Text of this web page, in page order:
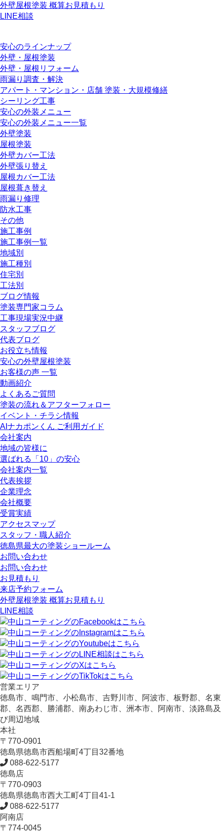
外壁屋根塗装 概算お見積もり
LINE相談
安心のラインナップ
外壁・屋根塗装
外壁・屋根リフォーム
雨漏り調査・解決
アパート・マンション・店舗 塗装・大規模修繕
シーリング工事
安心の外装メニュー
安心の外装メニュー一覧
外壁塗装
屋根塗装
外壁カバー工法
外壁張り替え
屋根カバー工法
屋根葺き替え
雨漏り修理
防水工事
その他
施工事例
施工事例一覧
地域別
施工種別
住宅別
工法別
ブログ情報
塗装専門家コラム
工事現場実況中継
スタッフブログ
代表ブログ
お役立ち情報
安心の外壁屋根塗装
お客様の声 一覧
動画紹介
よくあるご質問
塗装の流れ＆アフターフォロー
イベント・チラシ情報
AIナカポンくん ご利用ガイド
会社案内
地域の皆様に
選ばれる「10」の安心
会社案内一覧
代表挨拶
企業理念
会社概要
受賞実績
アクセスマップ
スタッフ・職人紹介
徳島県最大の塗装ショールーム
お問い合わせ
お問い合わせ
お見積もり
来店予約フォーム
外壁屋根塗装 概算お見積もり
LINE相談
営業エリア
徳島市、鳴門市、小松島市、吉野川市、阿波市、板野郡、名東
郡、名西郡、勝浦郡、南あわじ市、洲本市、阿南市、淡路島及
び周辺地域
本社
〒770-0901
徳島県徳島市西船場町4丁目32番地
088-622-5177
徳島店
〒770-0903
徳島県徳島市西大工町4丁目41-1
088-622-5177
阿南店
〒774-0045